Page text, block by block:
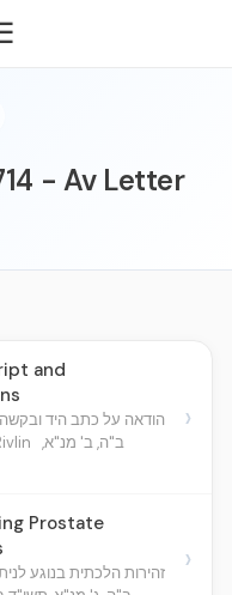
- Av Letter
and
הודאה על כתב היד
ב"ה, ב' מנ"א,
›
Prostate
זהירות הלכתית בנוגע
›